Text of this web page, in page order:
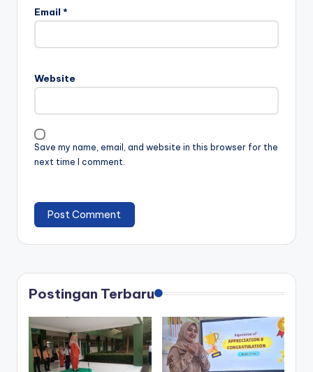
Email *
Website
Save my name, email, and website in this browser for the
next time I comment.
Postingan Terbaru